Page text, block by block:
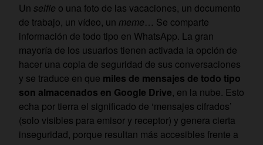
Un selfie o una foto de las vacaciones, un documento
de trabajo, un vídeo, un meme… Se comparte
información de todo tipo en WhatsApp. La gran
mayoría de los usuarios tienen activada la opción de
hacer una copia de seguridad de sus conversaciones
y se traduce en que miles de mensajes de todo tipo
son almacenados en Google Drive, en la nube. Esto
echa por tierra el significado de ‘mensajes cifrados’
(solo visibles para emisor y receptor) y genera cierta
inseguridad, porque resultan más accesibles frente a